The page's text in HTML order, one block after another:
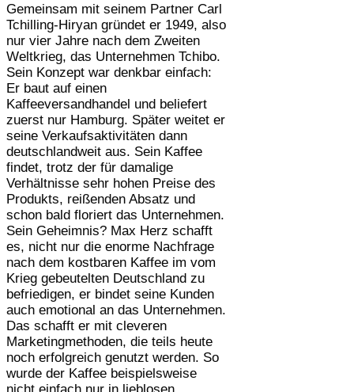
Gemeinsam mit seinem Partner Carl
Tchilling-Hiryan gründet er 1949, also
nur vier Jahre nach dem Zweiten
Weltkrieg, das Unternehmen Tchibo.
Sein Konzept war denkbar einfach:
Er baut auf einen
Kaffeeversandhandel und beliefert
zuerst nur Hamburg. Später weitet er
seine Verkaufsaktivitäten dann
deutschlandweit aus. Sein Kaffee
findet, trotz der für damalige
Verhältnisse sehr hohen Preise des
Produkts, reißenden Absatz und
schon bald floriert das Unternehmen.
Sein Geheimnis? Max Herz schafft
es, nicht nur die enorme Nachfrage
nach dem kostbaren Kaffee im vom
Krieg gebeutelten Deutschland zu
befriedigen, er bindet seine Kunden
auch emotional an das Unternehmen.
Das schafft er mit cleveren
Marketingmethoden, die teils heute
noch erfolgreich genutzt werden. So
wurde der Kaffee beispielsweise